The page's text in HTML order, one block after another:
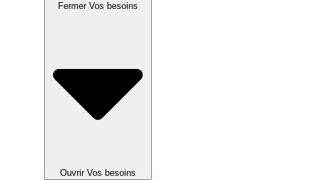
Fermer Vos besoins
Ouvrir Vos besoins